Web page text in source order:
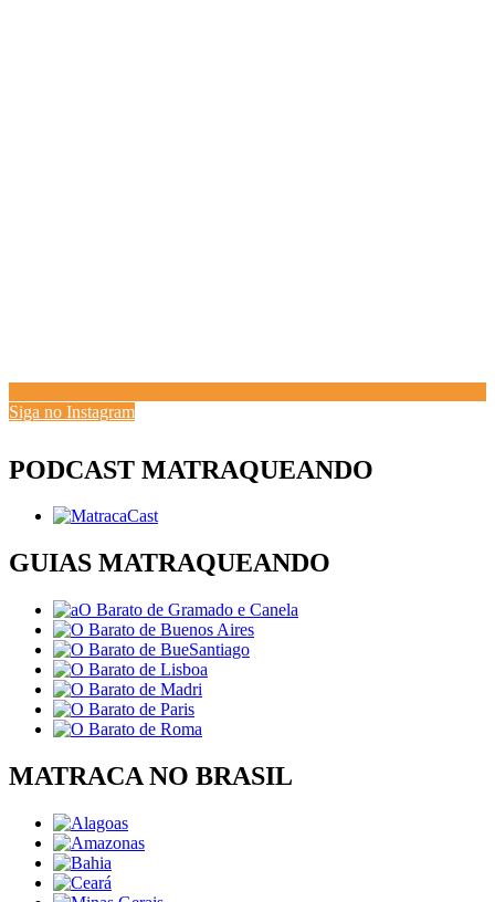
Siga no Instagram
PODCAST MATRAQUEANDO
GUIAS MATRAQUEANDO
MATRACA NO BRASIL